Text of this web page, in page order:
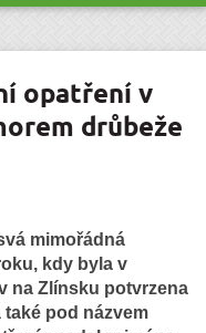
opatření v
drůbeže
mimořádná
kdy byla v
na Zlínsku potvrzena
také pod názvem